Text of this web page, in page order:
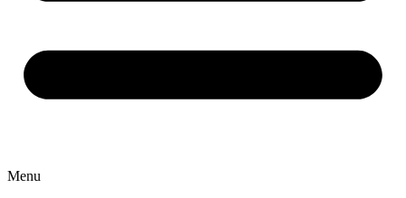
Menu